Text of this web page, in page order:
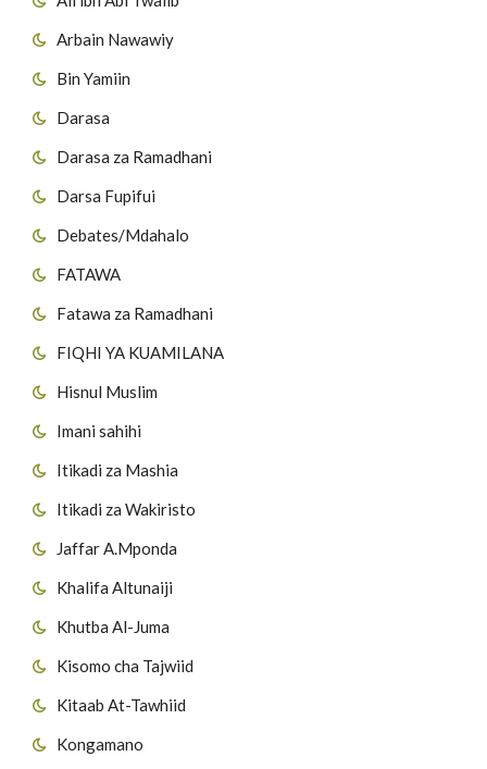
Arbain Nawawiy
Bin Yamiin
Darasa
Darasa za Ramadhani
Darsa Fupifui
Debates/Mdahalo
FATAWA
Fatawa za Ramadhani
FIQHI YA KUAMILANA
Hisnul Muslim
Imani sahihi
Itikadi za Mashia
Itikadi za Wakiristo
Jaffar A.Mponda
Khalifa Altunaiji
Khutba Al-Juma
Kisomo cha Tajwiid
Kitaab At-Tawhiid
Kongamano